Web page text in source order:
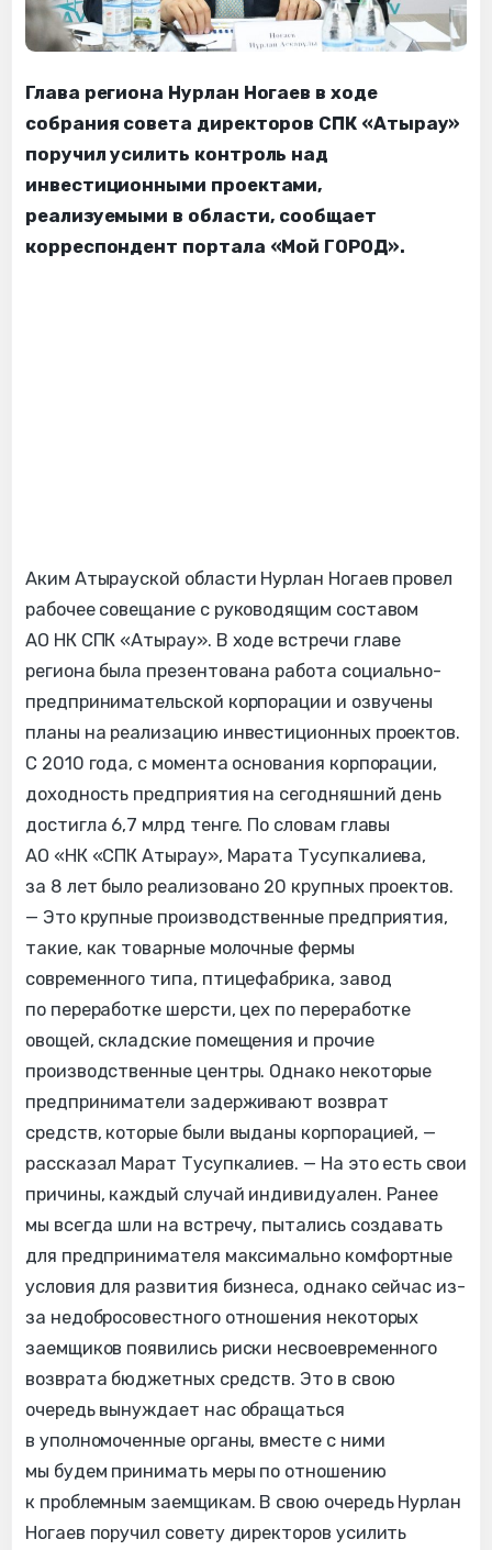
Глава региона Нурлан Ногаев в ходе
собрания совета директоров СПК «Атырау»
поручил усилить контроль над
инвестиционными проектами,
реализуемыми в области, сообщает
корреспондент портала «Мой ГОРОД».
Аким Атырауской области Нурлан Ногаев провел
рабочее совещание с руководящим составом
АО НК СПК «Атырау». В ходе встречи главе
региона была презентована работа социально-
предпринимательской корпорации и озвучены
планы на реализацию инвестиционных проектов.
С 2010 года, с момента основания корпорации,
доходность предприятия на сегодняшний день
достигла 6,7 млрд тенге. По словам главы
АО «НК «СПК Атырау», Марата Тусупкалиева,
за 8 лет было реализовано 20 крупных проектов.
— Это крупные производственные предприятия,
такие, как товарные молочные фермы
современного типа, птицефабрика, завод
по переработке шерсти, цех по переработке
овощей, складские помещения и прочие
производственные центры. Однако некоторые
предприниматели задерживают возврат
средств, которые были выданы корпорацией, —
рассказал Марат Тусупкалиев. — На это есть свои
причины, каждый случай индивидуален. Ранее
мы всегда шли на встречу, пытались создавать
для предпринимателя максимально комфортные
условия для развития бизнеса, однако сейчас из-
за недобросовестного отношения некоторых
заемщиков появились риски несвоевременного
возврата бюджетных средств. Это в свою
очередь вынуждает нас обращаться
в уполномоченные органы, вместе с ними
мы будем принимать меры по отношению
к проблемным заемщикам. В свою очередь Нурлан
Ногаев поручил совету директоров усилить